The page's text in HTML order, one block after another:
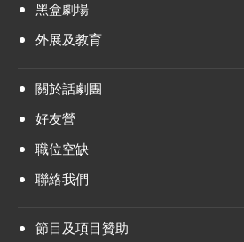
黑盒劇場
外展及教育
關於話劇團
好友營
職位空缺
聯絡我們
節目及項目贊助